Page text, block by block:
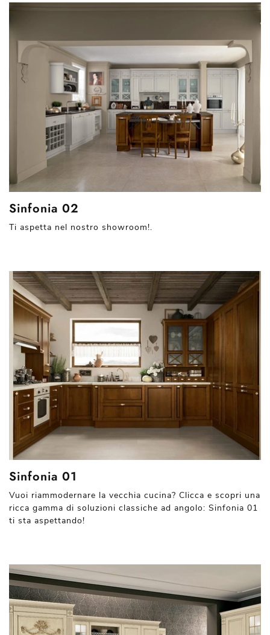
Sinfonia 02
Ti aspetta nel nostro showroom!.
Sinfonia 01
Vuoi riammodernare la vecchia cucina? Clicca e scopri una
ricca gamma di soluzioni classiche ad angolo: Sinfonia 01
ti sta aspettando!